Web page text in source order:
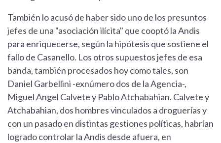
También lo acusó de haber sido uno de los presuntos
jefes de una "asociación ilícita" que cooptó la Andis
para enriquecerse, según la hipótesis que sostiene el
fallo de Casanello. Los otros supuestos jefes de esa
banda, también procesados hoy como tales, son
Daniel Garbellini -exnúmero dos de la Agencia-,
Miguel Angel Calvete y Pablo Atchabahian. Calvete y
Atchabahian, dos hombres vinculados a droguerías y
con un pasado en distintas gestiones políticas, habrían
logrado controlar la Andis desde afuera, en